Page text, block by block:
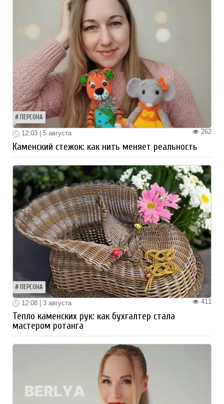
ПЕРСОНА
262
12:03 | 5 августа
Каменский стежок: как нить меняет реальность
ПЕРСОНА
411
12:08 | 3 августа
Тепло каменских рук: как бухгалтер стала
мастером ротанга